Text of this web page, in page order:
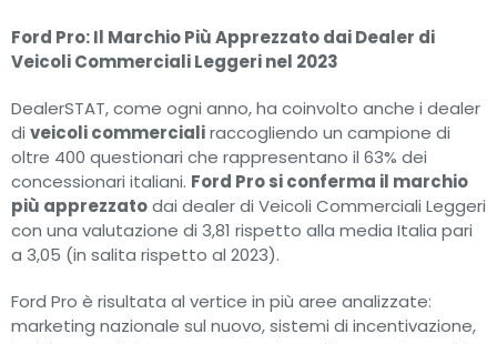
Ford Pro: Il Marchio Più Apprezzato dai Dealer di
Veicoli Commerciali Leggeri nel 2023
DealerSTAT, come ogni anno, ha coinvolto anche i dealer
di veicoli commercialiraccogliendo un campione di
oltre 400 questionari che rappresentano il 63% dei
concessionari italiani. Ford Pro si conferma il marchio
più apprezzatodai dealer di Veicoli Commerciali Leggeri
con una valutazione di 3,81 rispetto alla media Italia pari
a 3,05 (in salita rispetto al 2023).
Ford Pro è risultata al vertice in più aree analizzate:
marketing nazionale sul nuovo, sistemi di incentivazione,